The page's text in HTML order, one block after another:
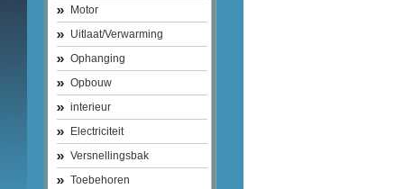
Motor
Uitlaat/Verwarming
Ophanging
Opbouw
interieur
Electriciteit
Versnellingsbak
Toebehoren